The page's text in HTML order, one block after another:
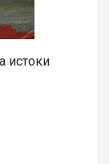
истоки